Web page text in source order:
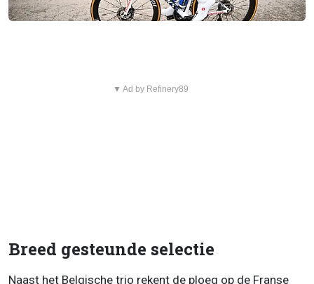
▼ Ad by Refinery89
Breed gesteunde selectie
Naast het Belgische trio rekent de ploeg op de Franse